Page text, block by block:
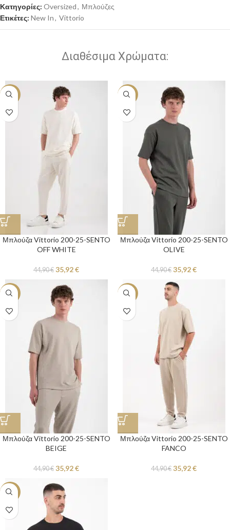
Κατηγορίες: Oversized, Μπλούζες
Ετικέτες: New In, Vittorio
Διαθέσιμα Χρώματα:
-20%
Μπλούζα Vittorio 200-25-SENTO
OFF WHITE
44,90€ 35,92€
-20%
Μπλούζα Vittorio 200-25-SENTO
OLIVE
44,90€ 35,92€
-20%
Μπλούζα Vittorio 200-25-SENTO
BEIGE
44,90€ 35,92€
-20%
Μπλούζα Vittorio 200-25-SENTO
FANCO
44,90€ 35,92€
-20%